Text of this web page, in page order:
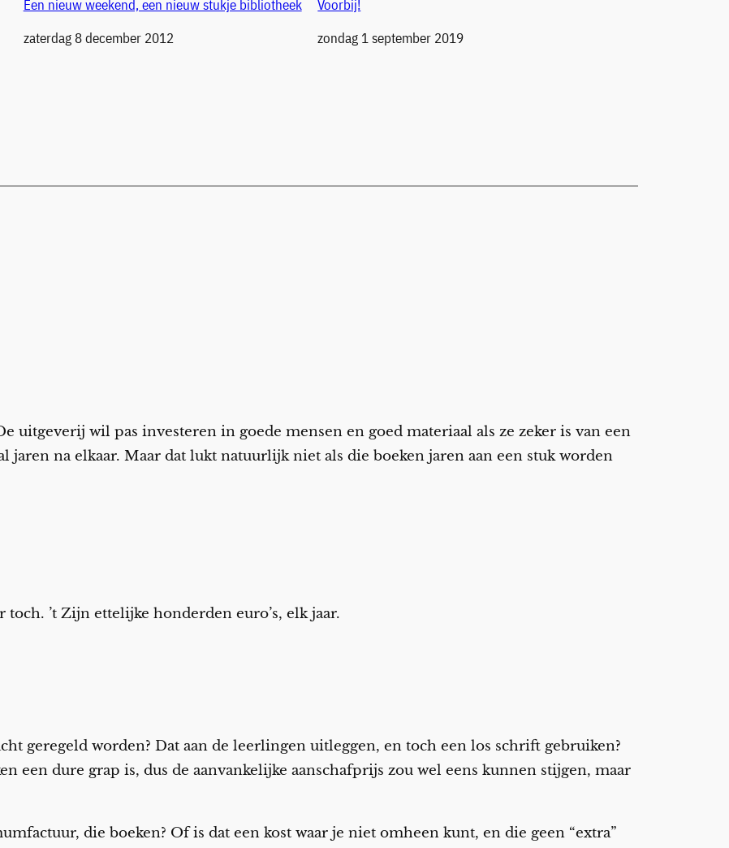
Een nieuw weekend, een nieuw stukje bibliotheek
Datum
zaterdag 8 december 2012
Voorbij!
Datum
zondag 1 september 2019
uitgeverij wil pas investeren in goede mensen en goed materiaal als ze zeker is van een
jaren na elkaar. Maar dat lukt natuurlijk niet als die boeken jaren aan een stuk worden
’t Zijn ettelijke honderden euro’s, elk jaar.
geregeld worden? Dat aan de leerlingen uitleggen, en toch een los schrift gebruiken?
een dure grap is, dus de aanvankelijke aanschafprijs zou wel eens kunnen stijgen, maar
die boeken? Of is dat een kost waar je niet omheen kunt, en die geen “extra”